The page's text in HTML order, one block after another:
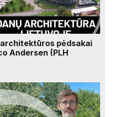
pėdsakai
Andersen (PLH